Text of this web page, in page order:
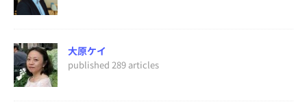
大原ケイ
published 289 articles